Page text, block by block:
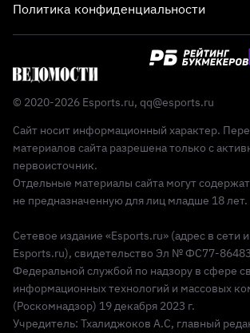
Политика конфиденциальности
© 2020-2026 Esports.ru, qq@esports.ru
Сайт носит информационный характер.
материалов сайта разрешена только с
первоисточник.
Отдельные материалы сайта могут
не предназначенную для лиц младше 18 лет.
Сетевое издание «Esports.ru» (адрес в сети
Esports.ru), свидетельство Эл № ФС77-
Федеральной службой по надзору в сфере
информационных технологий и массовых
(Роскомнадзор) 19 декабря 2023 г.
Учредитель: Тхалиджоков А.С, главный